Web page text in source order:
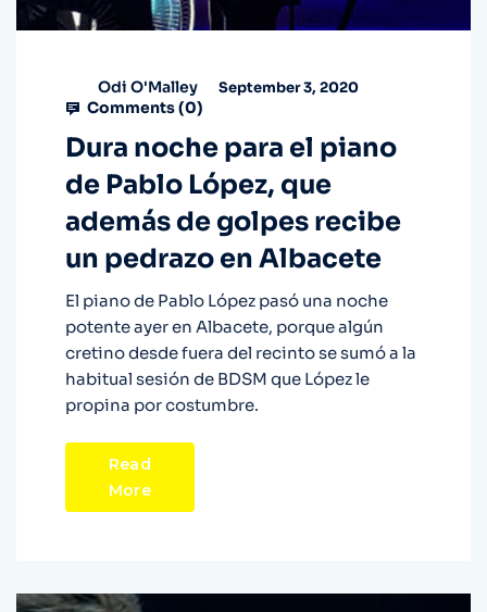
Odi O'Malley September 3, 2020
Comments (0)
Dura noche para el piano
de Pablo López, que
además de golpes recibe
un pedrazo en Albacete
El piano de Pablo López pasó una noche
potente ayer en Albacete, porque algún
cretino desde fuera del recinto se sumó a la
habitual sesión de BDSM que López le
propina por costumbre.
Read
More